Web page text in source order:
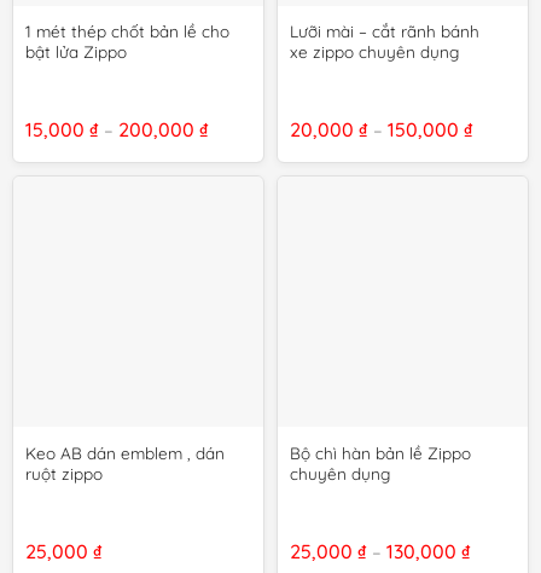
1 mét thép chốt bản lề cho
bật lửa Zippo
15,000 ₫ – 200,000 ₫Khoảng
từ
Lưỡi mài – cắt rãnh bánh
xe zippo chuyên dụng
20,000 ₫ – 150,000 ₫Khoảng
từ
Keo AB dán emblem , dán
ruột zippo
25,000 ₫
Bộ chì hàn bản lề Zippo
chuyên dụng
25,000 ₫ – 130,000 ₫Khoảng